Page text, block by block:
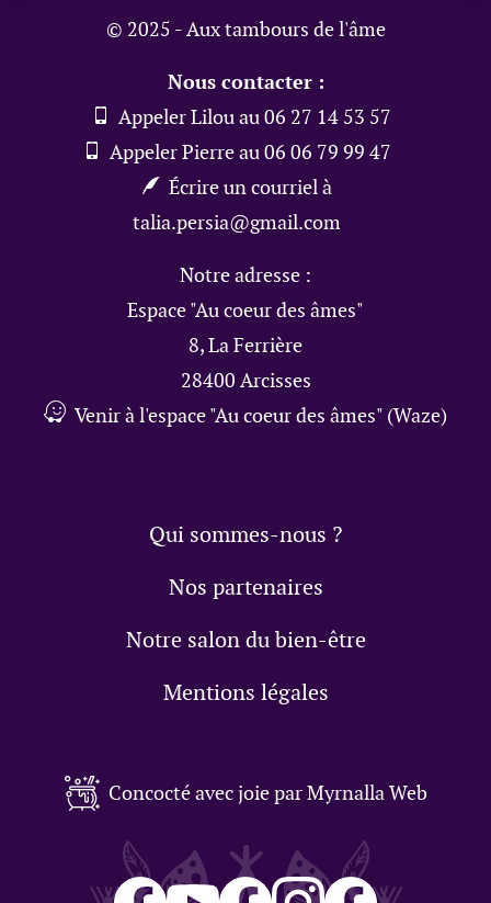
© 2025 - Aux tambours de l'âme
Nous contacter :
Appeler Lilou au 06 27 14 53 57
Appeler Pierre au 06 06 79 99 47
Écrire un courriel à
talia.persia@gmail.com
Notre adresse :
Espace "Au coeur des âmes"
8, La Ferrière
28400 Arcisses
Venir à l'espace "Au coeur des âmes" (Waze)
Qui sommes-nous ?
Nos partenaires
Notre salon du bien-être
Mentions légales
Concocté avec joie par Myrnalla Web
Salon
AuxLilouPierrePierre